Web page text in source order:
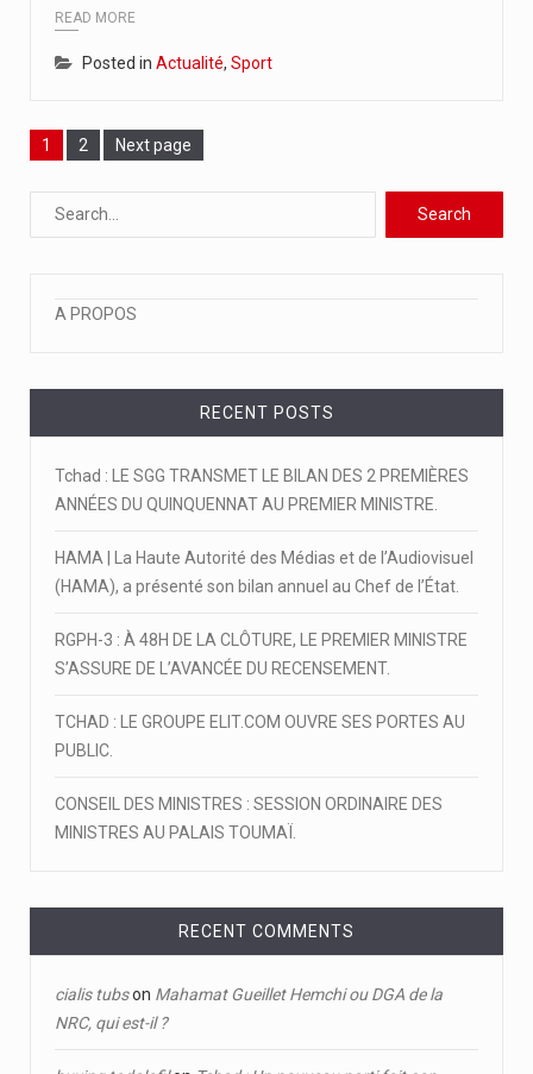
READ MORE
Posted in Actualité, Sport
Page
1 Page
2 Next page
A PROPOS
RECENT POSTS
Tchad : LE SGG TRANSMET LE BILAN DES 2 PREMIÈRES
ANNÉES DU QUINQUENNAT AU PREMIER MINISTRE.
HAMA | La Haute Autorité des Médias et de l’Audiovisuel
(HAMA), a présenté son bilan annuel au Chef de l’État.
RGPH-3 : À 48H DE LA CLÔTURE, LE PREMIER MINISTRE
S’ASSURE DE L’AVANCÉE DU RECENSEMENT.
TCHAD : LE GROUPE ELIT.COM OUVRE SES PORTES AU
PUBLIC.
CONSEIL DES MINISTRES : SESSION ORDINAIRE DES
MINISTRES AU PALAIS TOUMAÏ.
RECENT COMMENTS
cialis tubson Mahamat Gueillet Hemchi ou DGA de la
NRC, qui est-il ?